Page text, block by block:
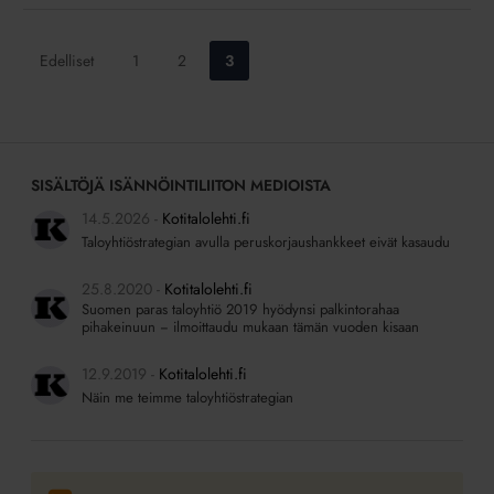
Edelliset
Siirry
1
Siirry
sivulle:
2
Siirry
sivulle:
3
SISÄLTÖJÄ ISÄNNÖINTILIITON MEDIOISTA
14.5.2026
Kotitalolehti.fi
Taloyhtiöstrategian avulla peruskorjaushankkeet eivät kasaudu
25.8.2020 Kotitalolehti.fi
Suomen paras taloyhtiö 2019 hyödynsi palkintorahaa
pihakeinuun − ilmoittaudu mukaan tämän vuoden kisaan
12.9.2019 Kotitalolehti.fi
Näin me teimme taloyhtiöstrategian